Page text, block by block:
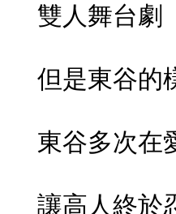
雙人舞台劇『
但是東谷的
東谷多次在
讓高人終於